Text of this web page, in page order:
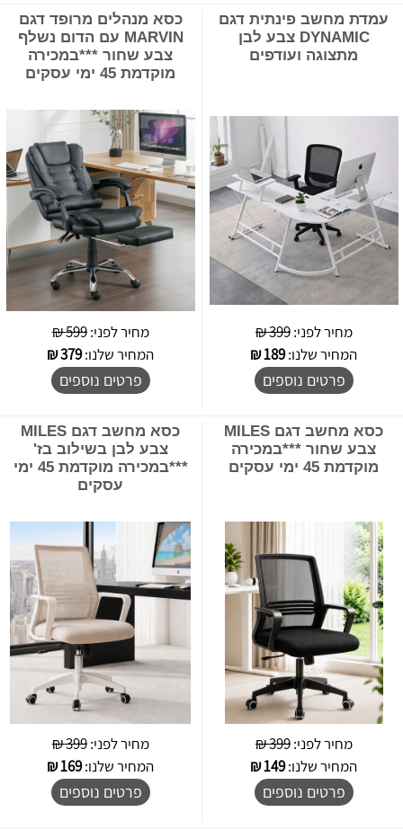
עמדת מחשב פינתית דגם
DYNAMIC צבע לבן
מתצוגה ועודפים
מחיר לפני:399 ₪
המחיר שלנו:189
₪
פרטים נוספים
כסא מנהלים מרופד דגם
MARVIN עם הדום נשלף
צבע שחור ***במכירה
מוקדמת 45 ימי עסקים
מחיר לפני:599 ₪
המחיר שלנו:379
₪
פרטים נוספים
כסא מחשב דגם MILES
צבע שחור ***במכירה
מוקדמת 45 ימי עסקים
מחיר לפני:399 ₪
המחיר שלנו:149
₪
פרטים נוספים
כסא מחשב דגם MILES
צבע לבן בשילוב בז'
***במכירה מוקדמת 45 ימי
עסקים
מחיר לפני:399 ₪
המחיר שלנו:169
₪
פרטים נוספים